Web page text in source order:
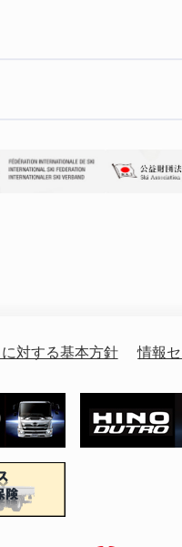
対する基本方針 情報